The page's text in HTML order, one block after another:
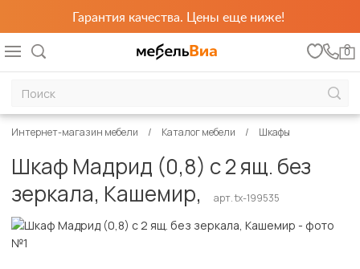
Гарантия качества. Цены еще ниже!
0
Интернет-магазин мебели Каталог мебели Шкафы
Шкаф Мадрид (0,8) с 2 ящ. без
зеркала, Кашемир,
арт. tx-199535